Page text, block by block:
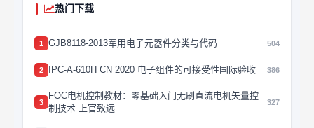
热门下载
1 GJB8118-2013军用电子元器件分类与代码 504
2 IPC-A-610H CN 2020 电子组件的可接受性国际验收 386
3
FOC电机控制教材：零基础入门无刷直流电机矢量控
制技术 上官致远
327